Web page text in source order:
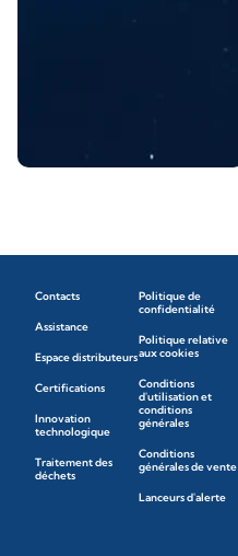
Contacts
Assistance
Espace distributeurs
Certifications
Innovation
technologique
Traitement des
déchets
Politique de
confidentialité
Politique relative
aux cookies
Conditions
d'utilisation et
conditions
générales
Conditions
générales de vente
Lanceurs d'alerte